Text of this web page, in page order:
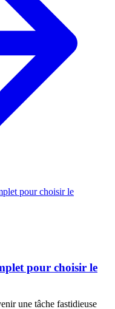
pour choisir le
une tâche fastidieuse